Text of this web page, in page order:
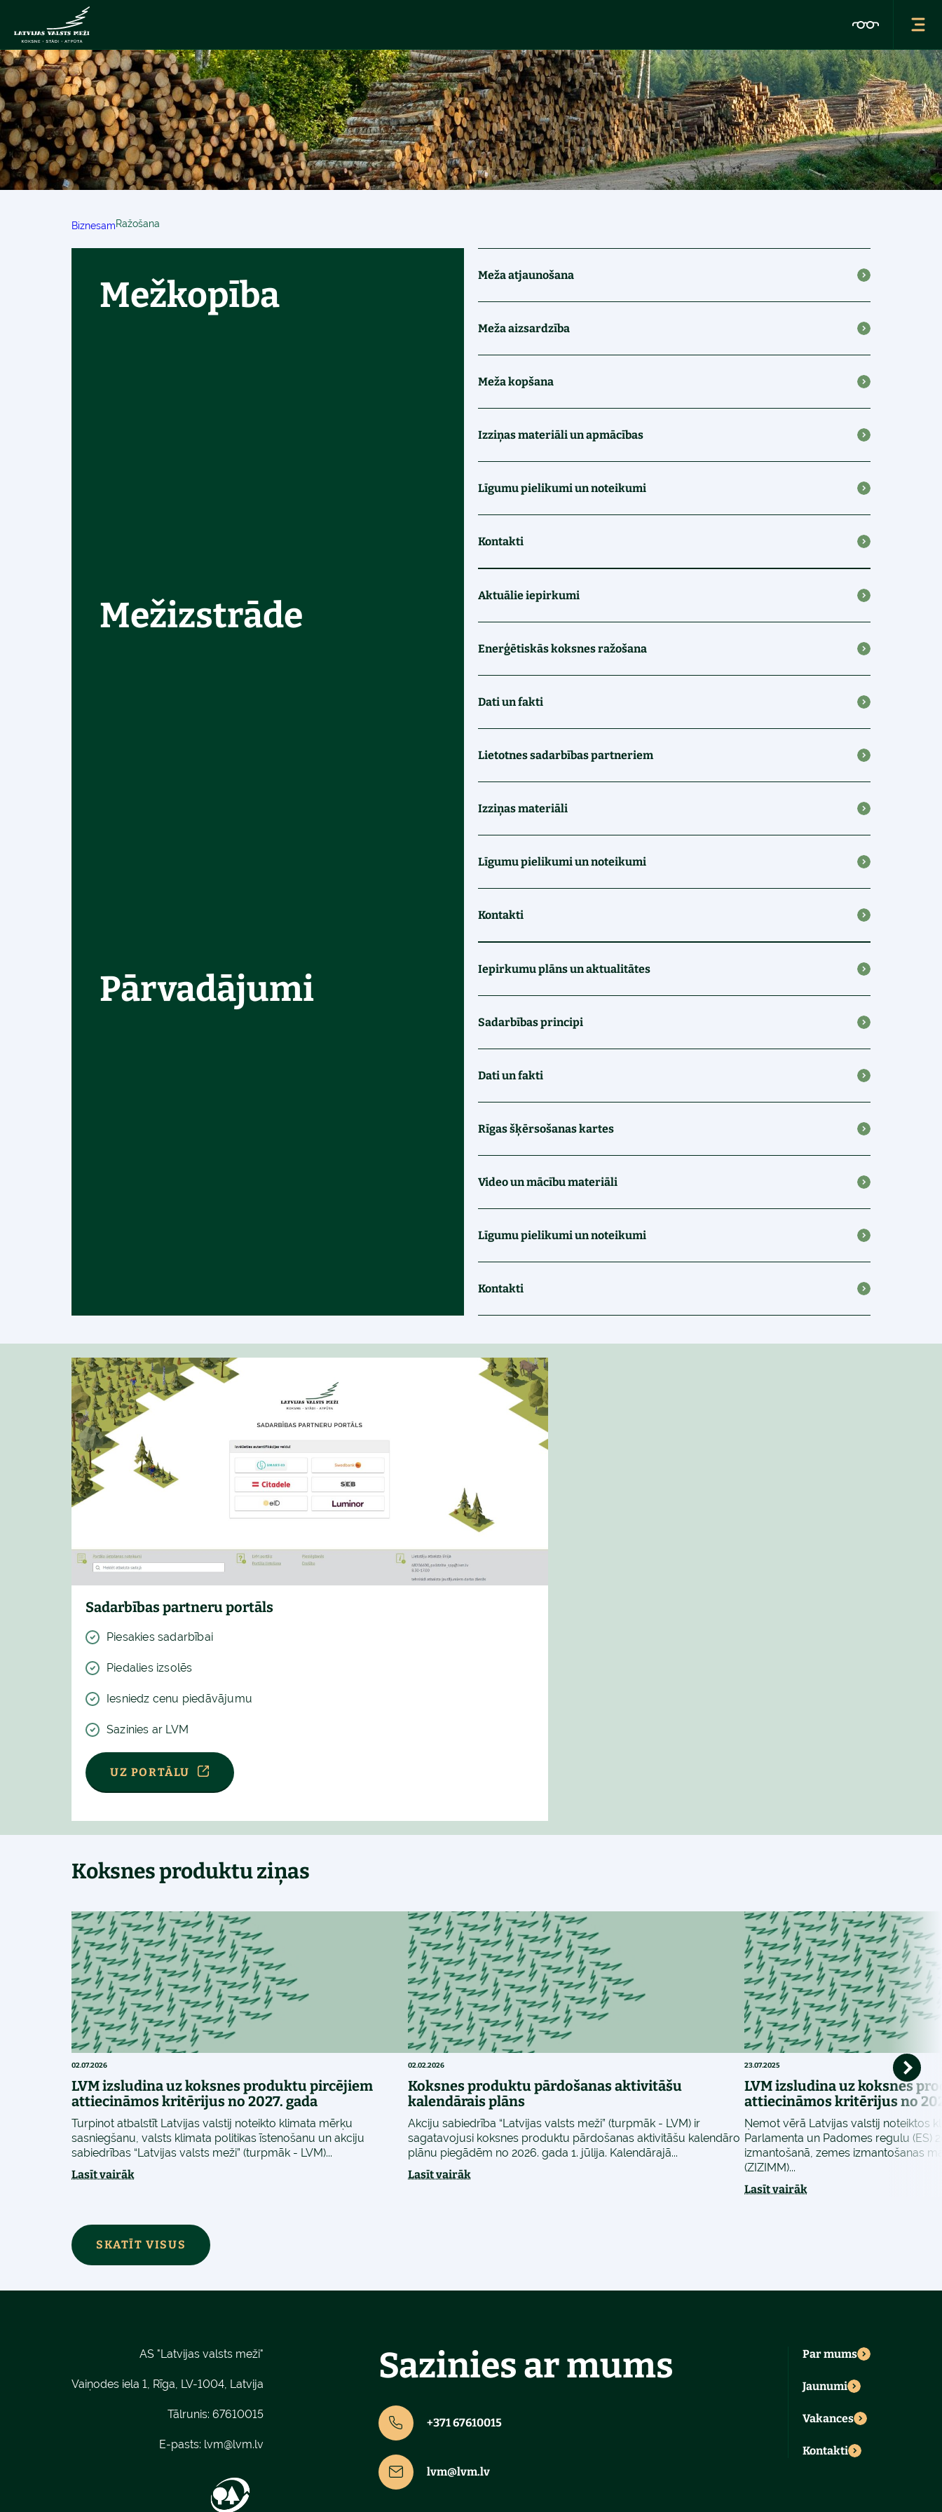
BiznesamRažošana
Mežkopība Meža atjaunošana
Meža aizsardzība
Meža kopšana
Izziņas materiāli un apmācības
Līgumu pielikumi un noteikumi
Kontakti
Mežizstrāde Aktuālie iepirkumi
Enerģētiskās koksnes ražošana
Dati un fakti
Lietotnes sadarbības partneriem
Izziņas materiāli
Līgumu pielikumi un noteikumi
Kontakti
Pārvadājumi Iepirkumu plāns un aktualitātes
Sadarbības principi
Dati un fakti
Rīgas šķērsošanas kartes
Video un mācību materiāli
Līgumu pielikumi un noteikumi
Kontakti
Sadarbības partneru portāls
Piesakies sadarbībai
Piedalies izsolēs
Iesniedz cenu piedāvājumu
Sazinies ar LVM
UZ PORTĀLU
Koksnes produktu ziņas
02.07.2026
LVM izsludina uz koksnes produktu pircējiem
attiecināmos kritērijus no 2027. gada
Turpinot atbalstīt Latvijas valstij noteikto klimata mērķu
sasniegšanu, valsts klimata politikas īstenošanu un akciju
sabiedrības “Latvijas valsts meži” (turpmāk - LVM)...
Lasīt vairāk
02.02.2026
Koksnes produktu pārdošanas aktivitāšu
kalendārais plāns
Akciju sabiedrība “Latvijas valsts meži” (turpmāk - LVM) ir
sagatavojusi koksnes produktu pārdošanas aktivitāšu kalendāro
plānu piegādēm no 2026. gada 1. jūlija. Kalendārajā...
Lasīt vairāk
23.07.2025
LVM izsludina uz koksnes
attiecināmos kritērijus no
Ņemot vērā Latvijas valstij noteiktos
Parlamenta un Padomes regulu (ES)
izmantošanā, zemes izmantošanas
(ZIZIMM)...
Lasīt vairāk
SKATĪT VISUS
AS "Latvijas valsts meži"
Vaiņodes iela 1, Rīga, LV-1004, Latvija
Tālrunis: 67610015
E-pasts: lvm@lvm.lv
Sazinies ar mums
+371 67610015
lvm@lvm.lv
Par mums
Jaunumi
Vakances
Kontakti